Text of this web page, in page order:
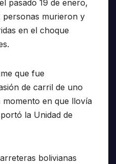
pasado 19 de enero,
personas murieron y
en el choque
que fue
de carril de uno
en que llovía
la Unidad de
bolivianas